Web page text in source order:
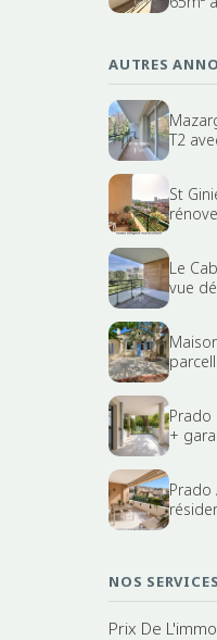
AUTRES
T2
St
Le
vue
Prado
+
Prado
NOS SERVICES
Prix De